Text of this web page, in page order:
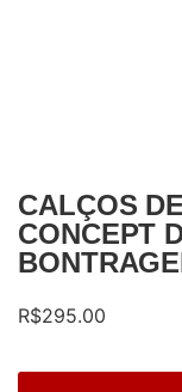
CALÇOS
CONCEPT
R$295.00